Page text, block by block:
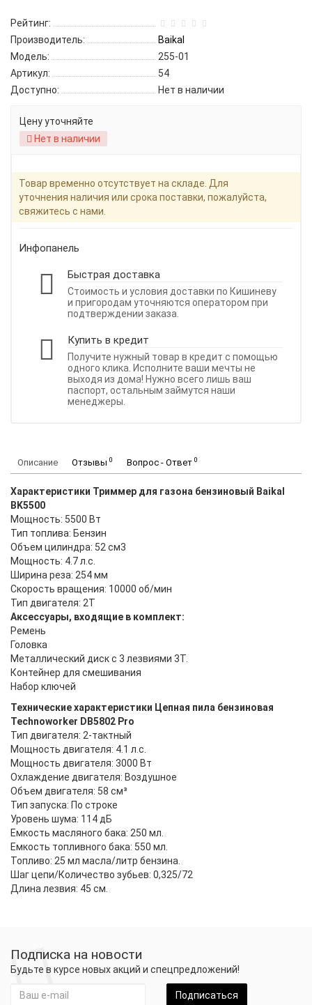
Рейтинг:
Производитель:
Baikal
Модель:
255-01
Артикул:
54
Доступно:
Нет в наличии
Цену уточняйте
Нет в наличии
Товар временно отсутствует на складе. Для
уточнения наличия или срока поставки, пожалуйста,
свяжитесь с нами.
Инфопанель
Быстрая доставка
Стоимость и условия доставки по Кишиневу
и пригородам уточняются оператором при
подтверждении заказа.
Купить в кредит
Получите нужный товар в кредит с помощью
одного клика. Исполните ваши мечты не
выходя из дома! Нужно всего лишь ваш
паспорт, остальным займутся наши
менеджеры.
Описание Отзывы 0 Вопрос - Ответ 0
Характеристики Триммер для газона бензиновый Baikal
BK5500
Мощность: 5500 Вт
Тип топлива: Бензин
Объем цилиндра: 52 см3
Мощность: 4.7 л.с.
Ширина реза: 254 мм
Скорость вращения: 10000 об/мин
Тип двигателя: 2Т
Аксессуары, входящие в комплект:
Ремень
Головка
Металлический диск с 3 лезвиями 3Т.
Контейнер для смешивания
Набор ключей
Технические характеристики Цепная пила бензиновая
Technoworker DB5802 Pro
Тип двигателя: 2-тактный
Мощность двигателя: 4.1 л.с.
Мощность двигателя: 3000 Вт
Охлаждение двигателя: Воздушное
Объем двигателя: 58 см³
Тип запуска: По строке
Уровень шума: 114 дБ
Емкость масляного бака: 250 мл.
Емкость топливного бака: 550 мл.
Топливо: 25 мл масла/литр бензина.
Шаг цепи/Количество зубьев: 0,325/72
Длина лезвия: 45 см.
Подписка на новости
Будьте в курсе новых акций и спецпредложений!
Подписаться